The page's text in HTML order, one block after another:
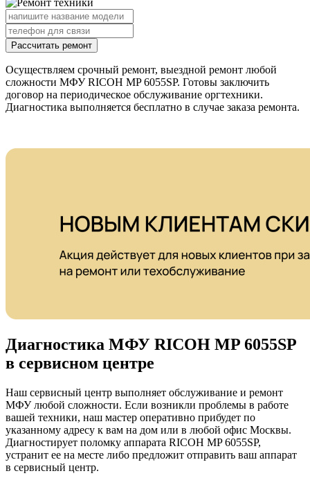
Рассчитать ремонт
Осуществляем срочный ремонт, выездной ремонт любой
сложности МФУ RICOH MP 6055SP. Готовы заключить
договор на периодическое обслуживание оргтехники.
Диагностика выполняется бесплатно в случае заказа ремонта.
Диагностика МФУ RICOH MP 6055SP
в сервисном центре
Наш сервисный центр выполняет обслуживание и ремонт
МФУ любой сложности. Если возникли проблемы в работе
вашей техники, наш мастер оперативно прибудет по
указанному адресу к вам на дом или в любой офис Москвы.
Диагностирует поломку аппарата RICOH MP 6055SP,
устранит ее на месте либо предложит отправить ваш аппарат
в сервисный центр.